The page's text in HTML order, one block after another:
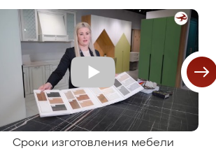
Сроки изготовления мебели